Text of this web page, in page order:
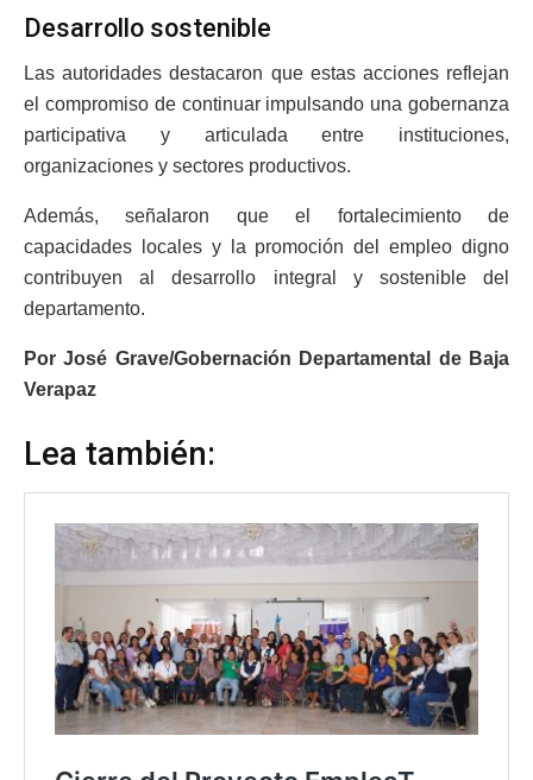
Desarrollo sostenible
Las autoridades destacaron que estas acciones reflejan
el compromiso de continuar impulsando una gobernanza
participativa y articulada entre instituciones,
organizaciones y sectores productivos.
Además, señalaron que el fortalecimiento de
capacidades locales y la promoción del empleo digno
contribuyen al desarrollo integral y sostenible del
departamento.
Por José Grave/Gobernación Departamental de Baja
Verapaz
Lea también: